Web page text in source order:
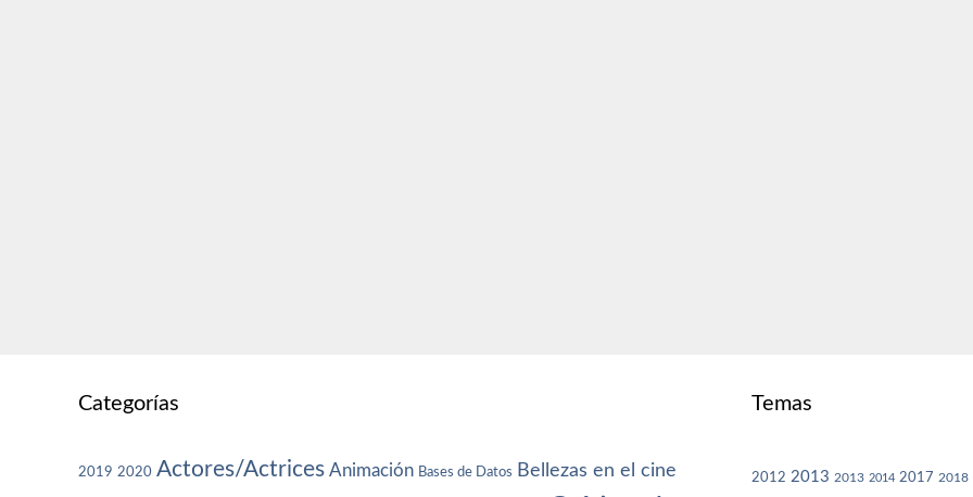
Categorías
2019 2020 Actores/Actrices Animación Bases de Datos Bellezas en el cine
Temas
2012 2013 2013 2014 2017 2018